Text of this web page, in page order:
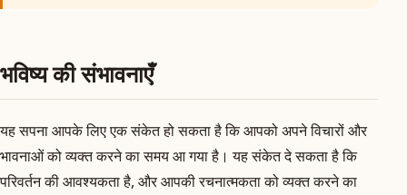
भविष्य की संभावनाएँ
यह सपना आपके लिए एक संकेत हो सकता है कि आपको अपने विचारों और
भावनाओं को व्यक्त करने का समय आ गया है। यह संकेत दे सकता है कि
परिवर्तन की आवश्यकता है, और आपकी रचनात्मकता को व्यक्त करने का